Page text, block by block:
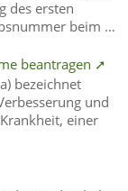
des ersten
beim …
beantragen ➚
bezeichnet
und
einer